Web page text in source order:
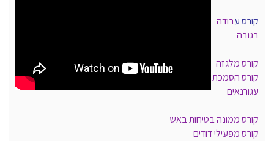
קורס עבודה
בגובה
קורס מלגזה
קורס הסמכת
עגורנאים
קורס ממונה בטיחות באש
קורס מפעילי דודים